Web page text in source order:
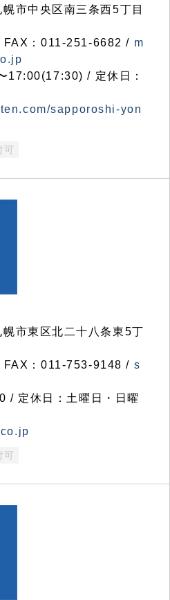
市中央区南三条西5丁目
：011-251-6682 / m
17:00(17:30) / 定休日：
sapporoshi-yon
可
市東区北二十八条東5丁
：011-753-9148 / s
/ 定休日：土曜日・日曜
可